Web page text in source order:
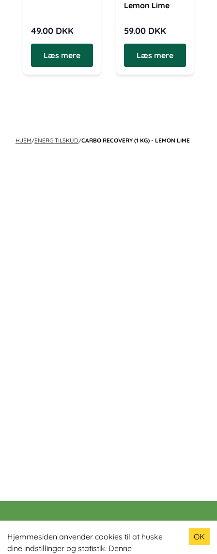
Hjemmesiden anvender cookies til at huske
dine indstillinger og statistik. Denne
OK
49.00 DKK
Læs mere
Lemon Lime
59.00 DKK
Læs mere
HJEM/ENERGITILSKUD/CARBO RECOVERY (1 KG) - LEMON LIME
Populære produkter